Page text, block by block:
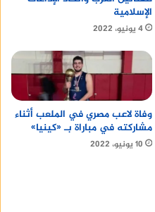
الإسلامية
4 يونيو، 2022
وفاة لاعب مصري في الملعب أثناء
مشاركته في مباراة بـ «كينيا»
10 يونيو، 2022